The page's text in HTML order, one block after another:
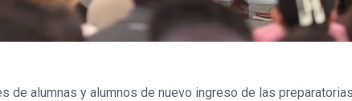
de alumnas y alumnos de nuevo ingreso de las